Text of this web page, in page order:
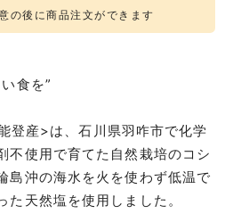
の後に商品注文ができます
食を”
登産>は、石川県羽咋市で化学
不使用で育てた自然栽培のコシ
島沖の海水を火を使わず低温で
た天然塩を使用しました。